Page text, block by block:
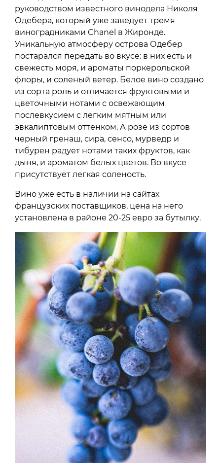
руководством известного винодела Николя
Одебера, который уже заведует тремя
виноградниками Chanel в Жиронде.
Уникальную атмосферу острова Одебер
постарался передать во вкусе: в них есть и
свежесть моря, и ароматы поркерольской
флоры, и соленый ветер. Белое вино создано
из сорта роль и отличается фруктовыми и
цветочными нотами с освежающим
послевкусием с легким мятным или
эвкалиптовым оттенком. А розе из сортов
черный гренаш, сира, сенсо, мурведр и
тибурен радует нотами таких фруктов, как
дыня, и ароматом белых цветов. Во вкусе
присутствует легкая соленость.
Вино уже есть в наличии на сайтах
французских поставщиков, цена на него
установлена в районе 20-25 евро за бутылку.